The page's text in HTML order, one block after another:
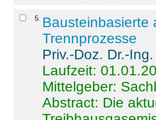
5
Bausteinbasierte
Trennprozesse
Priv.-Doz. Dr.-
Laufzeit:
Mittelgeber:
Abstract: Die